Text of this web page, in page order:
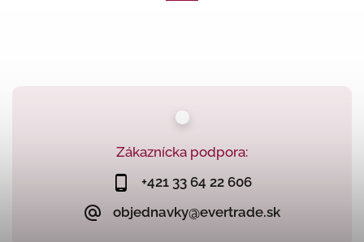
Zákaznícka podpora:
+421 33 64 22 606
objednavky@evertrade.sk